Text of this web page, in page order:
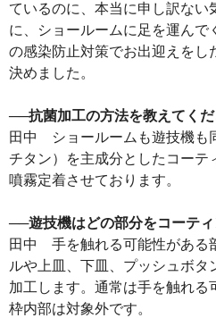
ているのに、本当に申し訳ない
に、ショールームに足を運んで
の感染防止対策でお出迎えをし
決めました。
──抗菌加工の方法を教えてくだ
田中 ショールームも遊技機も
チタン）を主成分としたコーテ
噴霧定着させております。
──遊技機はどの部分をコーテ
田中 手を触れる可能性がある
ルや上皿、下皿、プッシュボタ
加工します。通常は手を触れる
枠内部は対象外です。